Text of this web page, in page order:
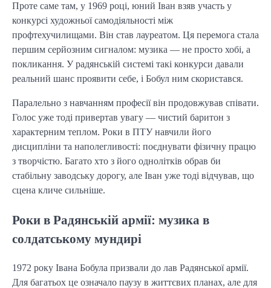
Проте саме там, у 1969 році, юний Іван взяв участь у
конкурсі художньої самодіяльності між
профтехучилищами. Він став лауреатом. Ця перемога стала
першим серйозним сигналом: музика — не просто хобі, а
покликання. У радянській системі такі конкурси давали
реальний шанс проявити себе, і Бобул ним скористався.
Паралельно з навчанням професії він продовжував співати.
Голос уже тоді привертав увагу — чистий баритон з
характерним теплом. Роки в ПТУ навчили його
дисципліни та наполегливості: поєднувати фізичну працю
з творчістю. Багато хто з його однолітків обрав би
стабільну заводську дорогу, але Іван уже тоді відчував, що
сцена кличе сильніше.
Роки в Радянській армії: музика в
солдатському мундирі
1972 року Івана Бобула призвали до лав Радянської армії.
Для багатьох це означало паузу в життєвих планах, але для